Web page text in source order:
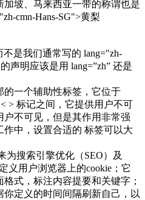
坡、马来西亚一带的称谓也是
cmn-Hans-SG">黄梨
不是我们通常写的 lang="zh-
声明应该是用 lang=”zh” 还是
的一个辅助性标签，它位于
> 标记之间，它提供用户不可
户不可见，但是其作用非常强
中，设置合适的 标签可以大
为搜索引擎优化（SEO）及
义用户浏览器上的cookie；它
式，标注内容提要和关键字；
定义的时间间隔刷新自己，以